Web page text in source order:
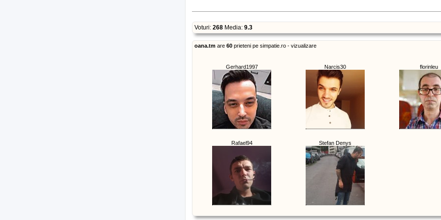
Voturi: 268 Media: 9.3
oana.tm are 60 prieteni pe simpatie.ro - vizualizare
Gerhard1997 Narcis30 florinleu
Rafael94 Stefan Denys